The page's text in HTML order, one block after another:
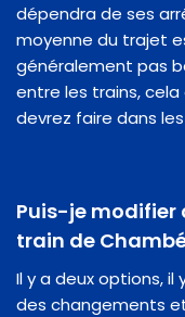
dépendra de ses
moyenne du trajet
généralement pas
entre les trains,
devrez faire dans
Puis-je modifier
train de
Il y a deux options,
des changements